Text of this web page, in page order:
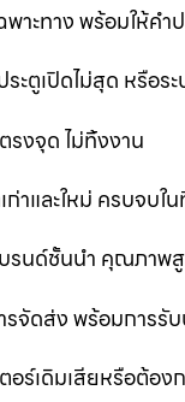
าะทาง พร้อมให้ค
ะตูเปิดไม่สุด หรือร
งจุด ไม่ทิ้งงาน
าและใหม่ ครบจบใ
บรนด์ชั้นนำ คุณภา
รจัดส่ง พร้อมการรั
อร์เดิมเสียหรือต้อ